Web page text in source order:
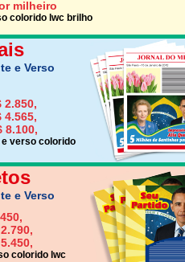
milheiro
colorido lwc brilho
e Verso
2.850,
4.565,
8.100,
verso colorido
e Verso
colorido lwc